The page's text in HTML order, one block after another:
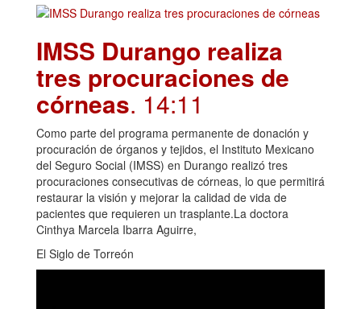
IMSS Durango realiza
tres procuraciones de
córneas. 14:11
Como parte del programa permanente de donación y
procuración de órganos y tejidos, el Instituto Mexicano
del Seguro Social (IMSS) en Durango realizó tres
procuraciones consecutivas de córneas, lo que permitirá
restaurar la visión y mejorar la calidad de vida de
pacientes que requieren un trasplante.La doctora
Cinthya Marcela Ibarra Aguirre,
El Siglo de Torreón